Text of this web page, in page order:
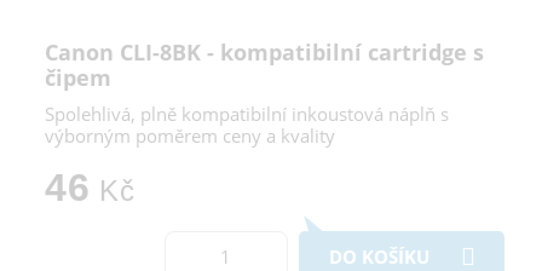
Canon CLI-8BK - kompatibilní cartridge s
čipem
Spolehlivá, plně kompatibilní inkoustová náplň s
výborným poměrem ceny a kvality
46 Kč
DO KOŠÍKU